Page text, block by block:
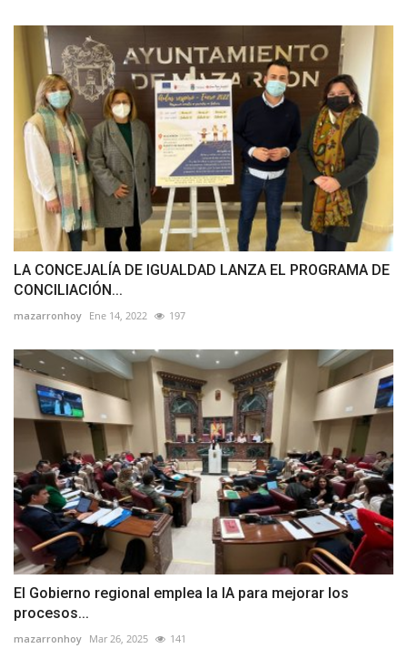
LA CONCEJALÍA DE IGUALDAD LANZA EL PROGRAMA DE
CONCILIACIÓN...
mazarronhoy Ene 14, 2022 197
El Gobierno regional emplea la IA para mejorar los
procesos...
mazarronhoy Mar 26, 2025 141